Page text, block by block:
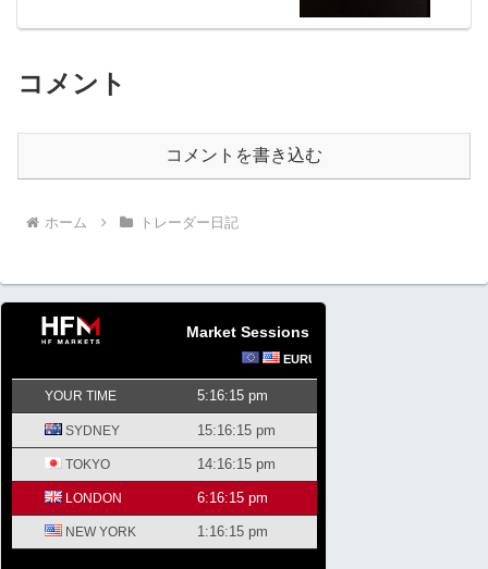
コメント
コメントを書き込む
ホーム トレーダー日記
Market Sessions